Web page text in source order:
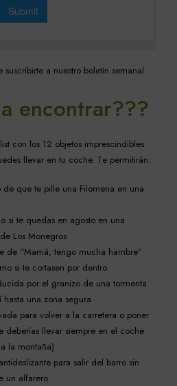
suscribirte a nuestro boletín semanal.
encontrar???
con los 12 objetos imprescindibles
llevar en tu coche. Te permitirán:
de que te pille una Filomena en una
si te quedas en agosto en una
Los Monegros
de “Mamá, tengo mucha hambre”
si te cortasen por dentro
por el granizo de una tormenta
una zona segura
para volver a la carretera o poner
deberías llevar siempre en el coche
la montaña)
para salir del barro sin
un alfarero